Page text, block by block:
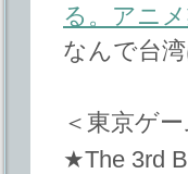
る。アニ
なんで台
＜東京ゲ
★The 3rd